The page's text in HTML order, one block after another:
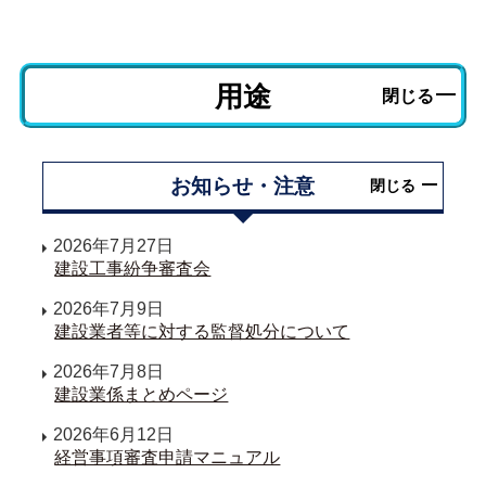
用途 閉じる
お知らせ・注意 閉じる
2026年7月27日
建設工事紛争審査会
2026年7月9日
建設業者等に対する監督処分について
2026年7月8日
建設業係まとめページ
2026年6月12日
経営事項審査申請マニュアル